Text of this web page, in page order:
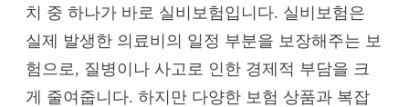
치 중 하나가 바로 실비보험입니다. 실비보험은
실제 발생한 의료비의 일정 부분을 보장해주는 보
험으로, 질병이나 사고로 인한 경제적 부담을 크
게 줄여줍니다. 하지만 다양한 보험 상품과 복잡